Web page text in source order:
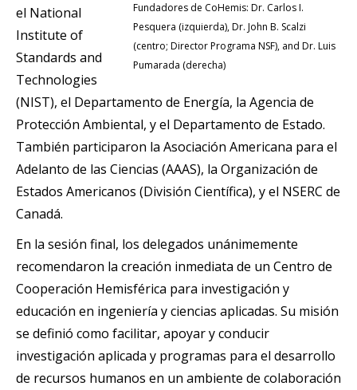
Fundadores de CoHemis: Dr. Carlos I.
Pesquera (izquierda), Dr. John B. Scalzi
(centro; Director Programa NSF), and Dr. Luis
Pumarada (derecha)
el National
Institute of
Standards and
Technologies
(NIST), el Departamento de Energía, la Agencia de
Protección Ambiental, y el Departamento de Estado.
También participaron la Asociación Americana para el
Adelanto de las Ciencias (AAAS), la Organización de
Estados Americanos (División Científica), y el NSERC de
Canadá.
En la sesión final, los delegados unánimemente
recomendaron la creación inmediata de un Centro de
Cooperación Hemisférica para investigación y
educación en ingeniería y ciencias aplicadas. Su misión
se definió como facilitar, apoyar y conducir
investigación aplicada y programas para el desarrollo
de recursos humanos en un ambiente de colaboración